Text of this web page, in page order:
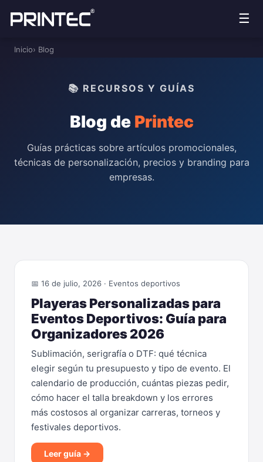
☰
Inicio› Blog
📚 RECURSOS Y GUÍAS
Blog de Printec
Guías prácticas sobre artículos promocionales,
técnicas de personalización, precios y branding para
empresas.
📅 16 de julio, 2026 · Eventos deportivos
Playeras Personalizadas para
Eventos Deportivos: Guía para
Organizadores 2026
Sublimación, serigrafía o DTF: qué técnica
elegir según tu presupuesto y tipo de evento. El
calendario de producción, cuántas piezas pedir,
cómo hacer el talla breakdown y los errores
más costosos al organizar carreras, torneos y
festivales deportivos.
Leer guía →